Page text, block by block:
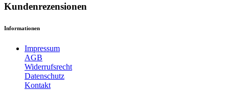
Kundenrezensionen
Informationen
Impressum
AGB
Widerrufsrecht
Datenschutz
Kontakt